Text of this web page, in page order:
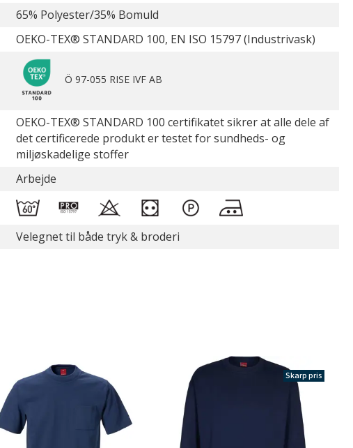
65% Polyester/35% Bomuld
OEKO-TEX® STANDARD 100, EN ISO 15797 (Industrivask)
Ö 97-055 RISE IVF AB
OEKO-TEX® STANDARD 100 certifikatet sikrer at alle dele af
det certificerede produkt er testet for sundheds- og
miljøskadelige stoffer
Arbejde
Velegnet til både tryk & broderi
Skarp pris